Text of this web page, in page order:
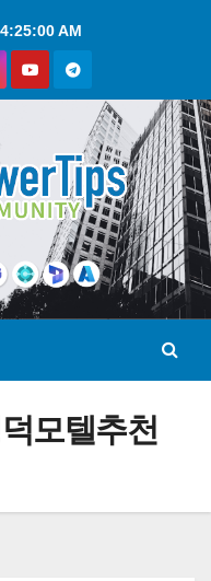
4:25:01 AM
모텔추천